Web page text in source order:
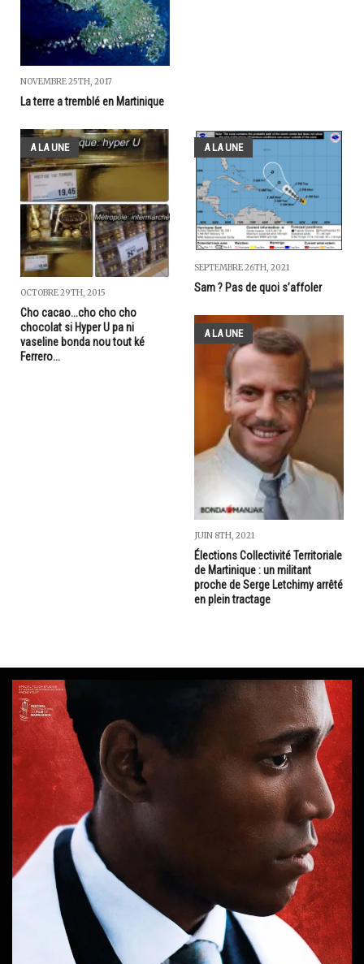
NOVEMBRE 25TH, 2017
La terre a tremblé en Martinique
A LA UNE
OCTOBRE 29TH, 2015
Cho cacao...cho cho cho
chocolat si Hyper U pa ni
vaseline bonda nou tout ké
Ferrero...
A LA UNE
SEPTEMBRE 26TH, 2021
Sam ? Pas de quoi s’affoler
A LA UNE
JUIN 8TH, 2021
Élections Collectivité Territoriale
de Martinique : un militant
proche de Serge Letchimy arrêté
en plein tractage